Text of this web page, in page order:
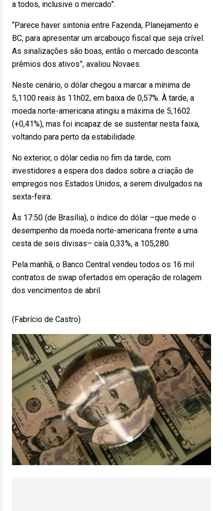
a todos, inclusive o mercado”.
“Parece haver sintonia entre Fazenda, Planejamento e
BC, para apresentar um arcabouço fiscal que seja crível.
As sinalizações são boas, então o mercado desconta
prêmios dos ativos”, avaliou Novaes.
Neste cenário, o dólar chegou a marcar a mínima de
5,1100 reais às 11h02, em baixa de 0,57%. À tarde, a
moeda norte-americana atingiu a máxima de 5,1602
(+0,41%), mas foi incapaz de se sustentar nesta faixa,
voltando para perto da estabilidade.
No exterior, o dólar cedia no fim da tarde, com
investidores a espera dos dados sobre a criação de
empregos nos Estados Unidos, a serem divulgados na
sexta-feira.
Às 17:50 (de Brasília), o índice do dólar –que mede o
desempenho da moeda norte-americana frente a uma
cesta de seis divisas– caía 0,33%, a 105,280.
Pela manhã, o Banco Central vendeu todos os 16 mil
contratos de swap ofertados em operação de rolagem
dos vencimentos de abril.
(Fabrício de Castro)